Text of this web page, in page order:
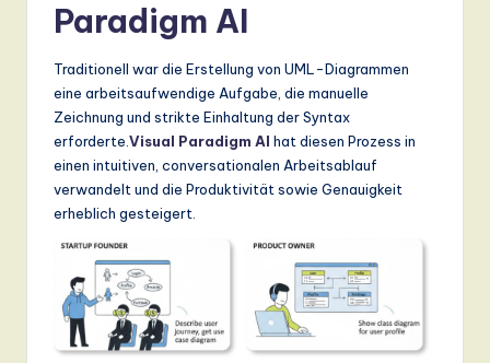
Paradigm AI
Traditionell war die Erstellung von UML-Diagrammen
eine arbeitsaufwendige Aufgabe, die manuelle
Zeichnung und strikte Einhaltung der Syntax
erforderte.Visual Paradigm AI hat diesen Prozess in
einen intuitiven, conversationalen Arbeitsablauf
verwandelt und die Produktivität sowie Genauigkeit
erheblich gesteigert.